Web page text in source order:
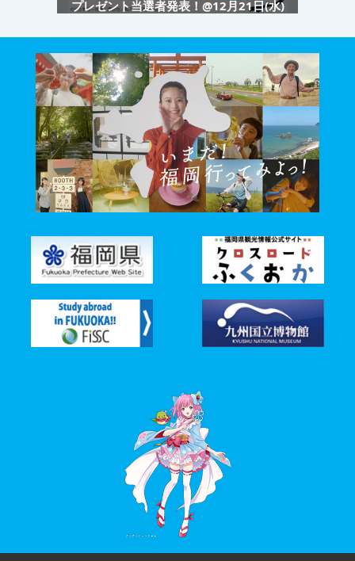
プレゼント当選者発表！@12月21日(水)